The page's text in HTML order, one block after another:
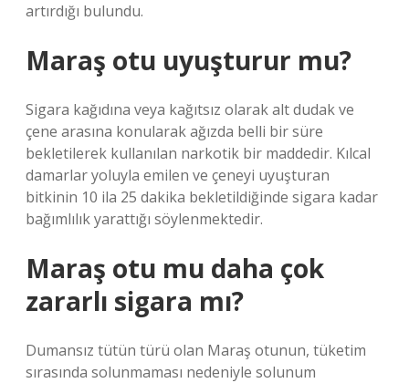
artırdığı bulundu.
Maraş otu uyuşturur mu?
Sigara kağıdına veya kağıtsız olarak alt dudak ve
çene arasına konularak ağızda belli bir süre
bekletilerek kullanılan narkotik bir maddedir. Kılcal
damarlar yoluyla emilen ve çeneyi uyuşturan
bitkinin 10 ila 25 dakika bekletildiğinde sigara kadar
bağımlılık yarattığı söylenmektedir.
Maraş otu mu daha çok
zararlı sigara mı?
Dumansız tütün türü olan Maraş otunun, tüketim
sırasında solunmaması nedeniyle solunum